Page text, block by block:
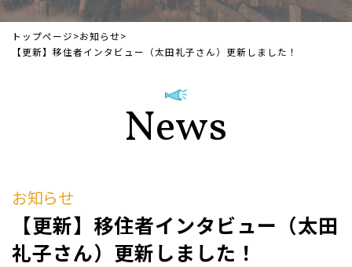
トップページ>お知らせ>
【更新】移住者インタビュー（太田礼子さん）更新しました！
News
お知らせ
【更新】移住者インタビュー（太田
礼子さん）更新しました！